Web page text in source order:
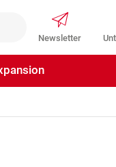
Newsletter